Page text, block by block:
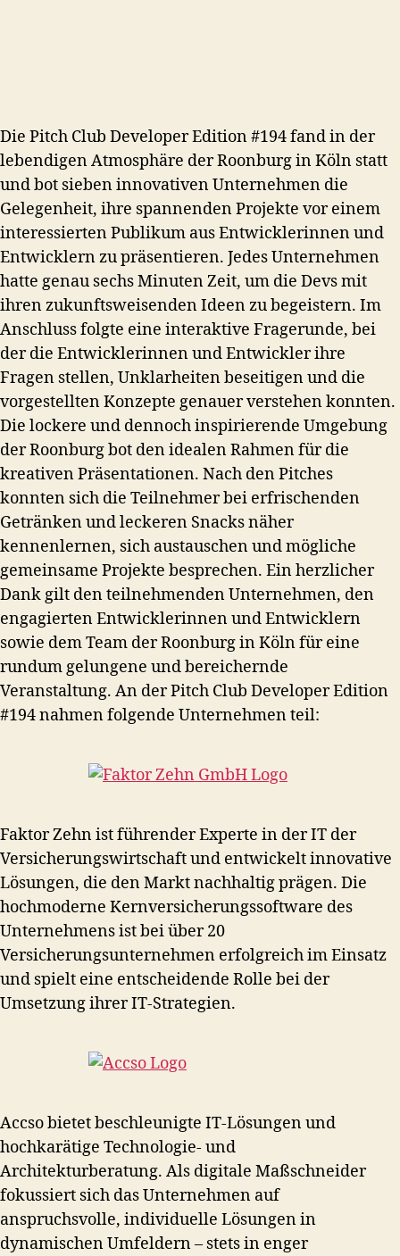
Die Pitch Club Developer Edition #194 fand in der
lebendigen Atmosphäre der Roonburg in Köln statt
und bot sieben innovativen Unternehmen die
Gelegenheit, ihre spannenden Projekte vor einem
interessierten Publikum aus Entwicklerinnen und
Entwicklern zu präsentieren. Jedes Unternehmen
hatte genau sechs Minuten Zeit, um die Devs mit
ihren zukunftsweisenden Ideen zu begeistern. Im
Anschluss folgte eine interaktive Fragerunde, bei
der die Entwicklerinnen und Entwickler ihre
Fragen stellen, Unklarheiten beseitigen und die
vorgestellten Konzepte genauer verstehen konnten.
Die lockere und dennoch inspirierende Umgebung
der Roonburg bot den idealen Rahmen für die
kreativen Präsentationen. Nach den Pitches
konnten sich die Teilnehmer bei erfrischenden
Getränken und leckeren Snacks näher
kennenlernen, sich austauschen und mögliche
gemeinsame Projekte besprechen. Ein herzlicher
Dank gilt den teilnehmenden Unternehmen, den
engagierten Entwicklerinnen und Entwicklern
sowie dem Team der Roonburg in Köln für eine
rundum gelungene und bereichernde
Veranstaltung. An der Pitch Club Developer Edition
#194 nahmen folgende Unternehmen teil:
Faktor Zehn ist führender Experte in der IT der
Versicherungswirtschaft und entwickelt innovative
Lösungen, die den Markt nachhaltig prägen. Die
hochmoderne Kernversicherungssoftware des
Unternehmens ist bei über 20
Versicherungsunternehmen erfolgreich im Einsatz
und spielt eine entscheidende Rolle bei der
Umsetzung ihrer IT-Strategien.
Accso bietet beschleunigte IT-Lösungen und
hochkarätige Technologie- und
Architekturberatung. Als digitale Maßschneider
fokussiert sich das Unternehmen auf
anspruchsvolle, individuelle Lösungen in
dynamischen Umfeldern – stets in enger